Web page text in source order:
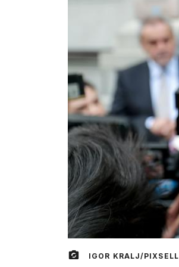
IGOR KRALJ/PIXSELL